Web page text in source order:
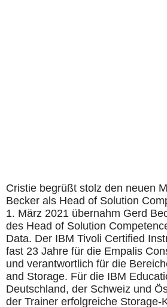
Cristie begrüßt stolz den neuen
Becker als Head of Solution
1. März 2021 übernahm Gerd
des Head of Solution
Data. Der IBM Tivoli Certified
fast 23 Jahre für die Empalis
und verantwortlich für die
and Storage. Für die IBM
Deutschland, der Schweiz und
der Trainer erfolgreiche Storage-